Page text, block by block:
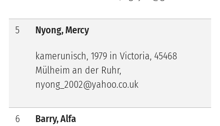
5 Nyong, Mercy
kamerunisch, 1979 in Victoria, 45468
Mülheim an der Ruhr,
nyong_2002@yahoo.co.uk
6 Barry, Alfa